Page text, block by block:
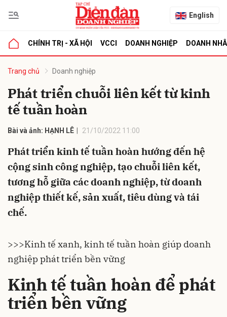
English
CHÍNH TRỊ - XÃ HỘI VCCI DOANH NGHIỆP DOANH
Trang chủ Doanh nghiệp
Phát triển chuỗi liên kết từ kinh
tế tuần hoàn
Bài và ảnh: HẠNH LÊ 21/10/2022 11:00
Phát triển kinh tế tuần hoàn hướng đến hệ
cộng sinh công nghiệp, tạo chuỗi liên kết,
tương hỗ giữa các doanh nghiệp, từ doanh
nghiệp thiết kế, sản xuất, tiêu dùng và tái
chế.
>>>Kinh tế xanh, kinh tế tuần hoàn giúp doanh
nghiệp phát triển bền vững
Kinh tế tuần hoàn để phát
triển bền vững
luận
Hủy